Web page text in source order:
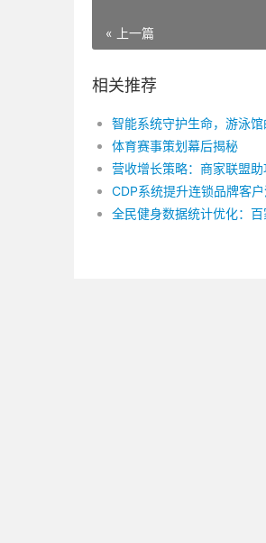
« 上一篇
相关推荐
智能系统守护生命，游泳
体育赛事策划幕后揭秘
营收增长策略：商家联盟
CDP系统提升连锁品牌客
全民健身数据统计优化：